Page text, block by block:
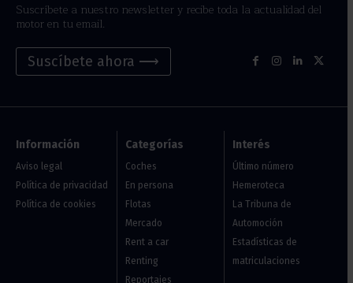
Suscríbete a nuestro newsletter y recibe toda la actualidad del
motor en tu email.
Suscíbete ahora ⟶
Información
Aviso legal
Política de privacidad
Política de cookies
Categorías
Coches
En persona
Flotas
Mercado
Rent a car
Renting
Reportajes
Interés
Último número
Hemeroteca
La Tribuna de
Automoción
Estadísticas de
matriculaciones